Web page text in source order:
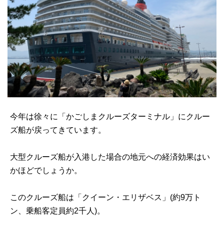
今年は徐々に「かごしまクルーズターミナル」にクルー
ズ船が戻ってきています。
大型クルーズ船が入港した場合の地元への経済効果はい
かほどでしょうか。
このクルーズ船は「クイーン・エリザベス」(約9万ト
ン、乗船客定員約2千人)。